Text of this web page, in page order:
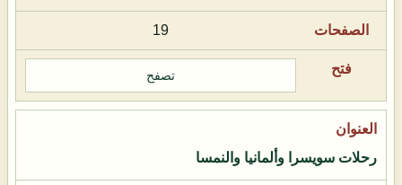
19
تصفح
رحلات سويسرا وألمانيا والنمسا